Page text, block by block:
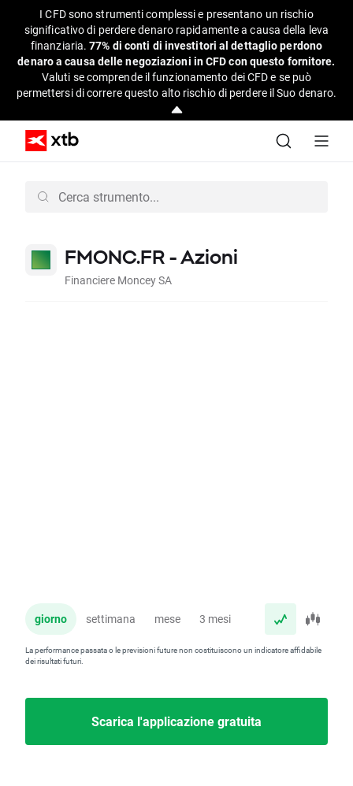
I CFD sono strumenti complessi e presentano un rischio
significativo di perdere denaro rapidamente a causa della leva
finanziaria.77% di conti di investitori al dettaglio perdono
denaro a causa delle negoziazioni in CFD con questo fornitore.
Valuti se comprende il funzionamento dei CFD e se può
permettersi di correre questo alto rischio di perdere il Suo denaro.
FMONC.FR - Azioni
Financiere Moncey SA
giorno settimana mese 3 mesi anno
La performance passata o le previsioni future non costituiscono un indicatore affidabile
dei risultati futuri.
Scarica l'applicazione gratuita